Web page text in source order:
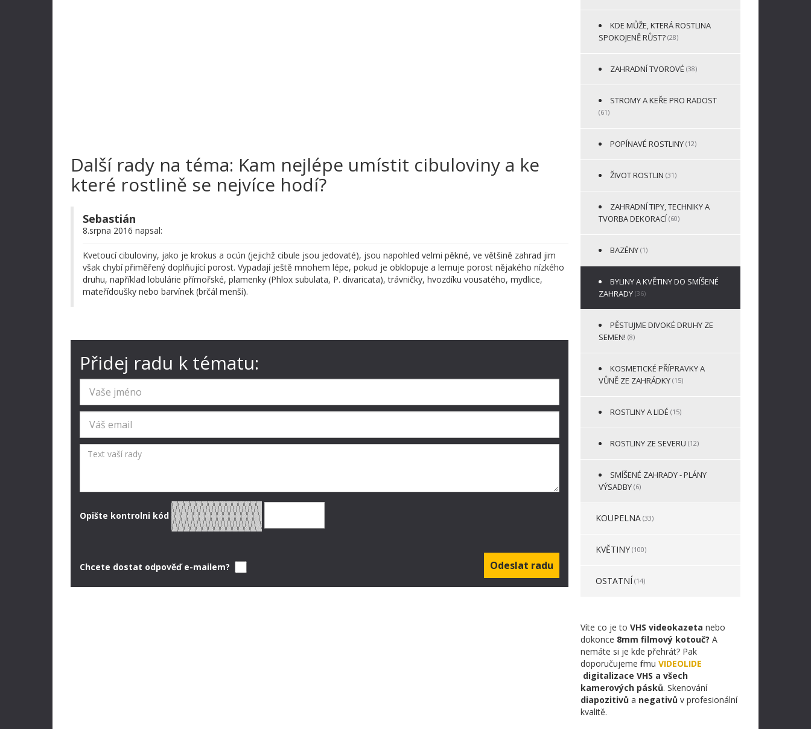
Další rady na téma: Kam nejlépe umístit cibuloviny a ke
které rostlině se nejvíce hodí?
Sebastián
8.srpna 2016 napsal:
Kvetoucí cibuloviny, jako je krokus a ocún (jejichž cibule jsou jedovaté), jsou napohled velmi pěkné, ve většině zahrad jim
však chybí přiměřený doplňující porost. Vypadají ještě mnohem lépe, pokud je obklopuje a lemuje porost nějakého nízkého
druhu, například lobulárie přímořské, plamenky (Phlox subulata, P. divaricata), trávničky, hvozdíku vousatého, mydlice,
mateřídoušky nebo barvínek (brčál menší).
Přidej radu k tématu:
Opište kontrolni kód
Chcete dostat odpověď e-mailem?
KDE MŮŽE, KTERÁ ROSTLINA
SPOKOJENĚ RŮST? (28)
ZAHRADNÍ TVOROVÉ (38)
STROMY A KEŘE PRO RADOST
(61)
POPÍNAVÉ ROSTLINY (12)
ŽIVOT ROSTLIN (31)
ZAHRADNÍ TIPY, TECHNIKY A
TVORBA DEKORACÍ (60)
BAZÉNY (1)
BYLINY A KVĚTINY DO SMÍŠENÉ
ZAHRADY (36)
PĚSTUJME DIVOKÉ DRUHY ZE
SEMEN! (8)
KOSMETICKÉ PŘÍPRAVKY A
VŮNĚ ZE ZAHRÁDKY (15)
ROSTLINY A LIDÉ (15)
ROSTLINY ZE SEVERU (12)
SMÍŠENÉ ZAHRADY - PLÁNY
VÝSADBY (6)
KOUPELNA (33)
KVĚTINY (100)
OSTATNÍ (14)
Víte co je to VHS videokazeta nebo
dokonce 8mm filmový kotouč? A
nemáte si je kde přehrát? Pak
doporučujeme firmu VIDEOLIDE
digitalizace VHS a všech
kamerových pásků. Skenování
diapozitivů a negativů v profesionální
kvalitě.